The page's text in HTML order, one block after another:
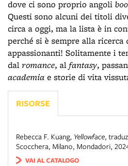
dove ci sono proprio angoli
Questi sono alcuni dei titoli
circa a oggi, ma la lista è in
perché si è sempre alla ricerca
appassionanti! Solitamente i
dal romance, al fantasy,
academia e storie di vita
RISORSE
Rebecca F. Kuang, Yellowface,
Scocchera, Milano, Mondadori,
VAI AL CATALOGO